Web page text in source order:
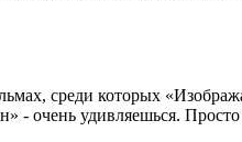
среди которых
- очень удивляешься. Просто